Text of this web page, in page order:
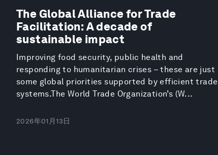
The Global Alliance for Trade
Facilitation: A decade of
sustainable impact
Improving food security, public health and
responding to humanitarian crises – these are just
some global priorities supported by efficient trade
systems.The World Trade Organization’s (W...
2026年01月13日